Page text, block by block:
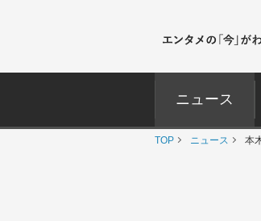
ニュース
TOP ニュース 本